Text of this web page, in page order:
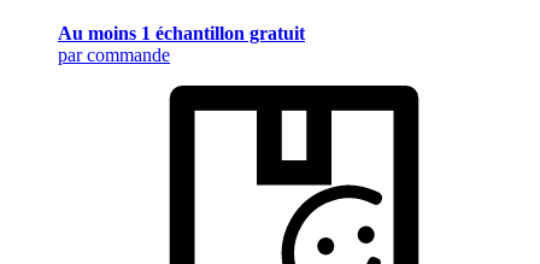
Au moins 1 échantillon gratuit
par commande